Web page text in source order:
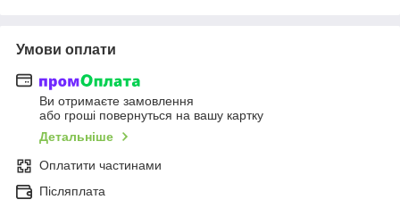
Умови оплати
Ви отримаєте замовлення
або гроші повернуться на вашу картку
Детальніше
Оплатити частинами
Післяплата